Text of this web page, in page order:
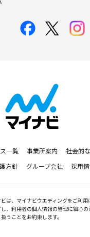
一覧 事業所案内
社会的
方針
グループ会社 採用
は、マイナビウエディングをご利用
、利用者の個人情報の管理に細心の
うことをお約束します。